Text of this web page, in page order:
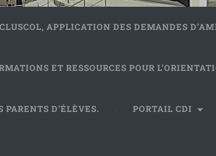
APPLICATION DES DEMANDES
ET RESSOURCES POUR
PARENTS D’ÉLÈVES. PORTAIL CDI